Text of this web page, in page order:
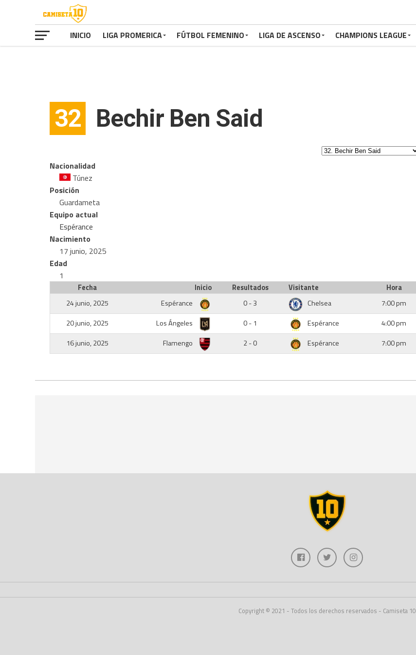
INICIO LIGA PROMERICA FÚTBOL FEMENINO LIGA DE ASCENSO CHAMPIONS LEAGUE
32 Bechir Ben Said
Nacionalidad
Túnez
Posición
Guardameta
Equipo actual
Espérance
Nacimiento
17 junio, 2025
Edad
1
Fecha Inicio Resultados Visitante
Hora
24 junio, 2025
Espérance 0 - 3 Chelsea
7:00 pm
20 junio, 2025
Los Ángeles 0 - 1 Espérance
4:00 pm
16 junio, 2025
Flamengo 2 - 0 Espérance 7:00 pm
Copyright © 2021 - Todos los derechos reservados - Camiseta 10